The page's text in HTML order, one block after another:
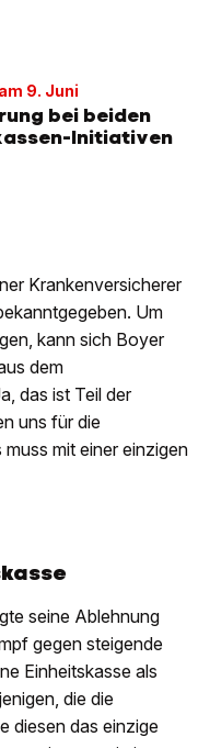
9. Juni
bei beiden
Initiativen
Krankenversicherer
Um
kann sich Boyer
dem
das ist Teil der
uns für die
mit einer einzigen
seine Ablehnung
gegen steigende
Einheitskasse als
die die
diesen das einzige